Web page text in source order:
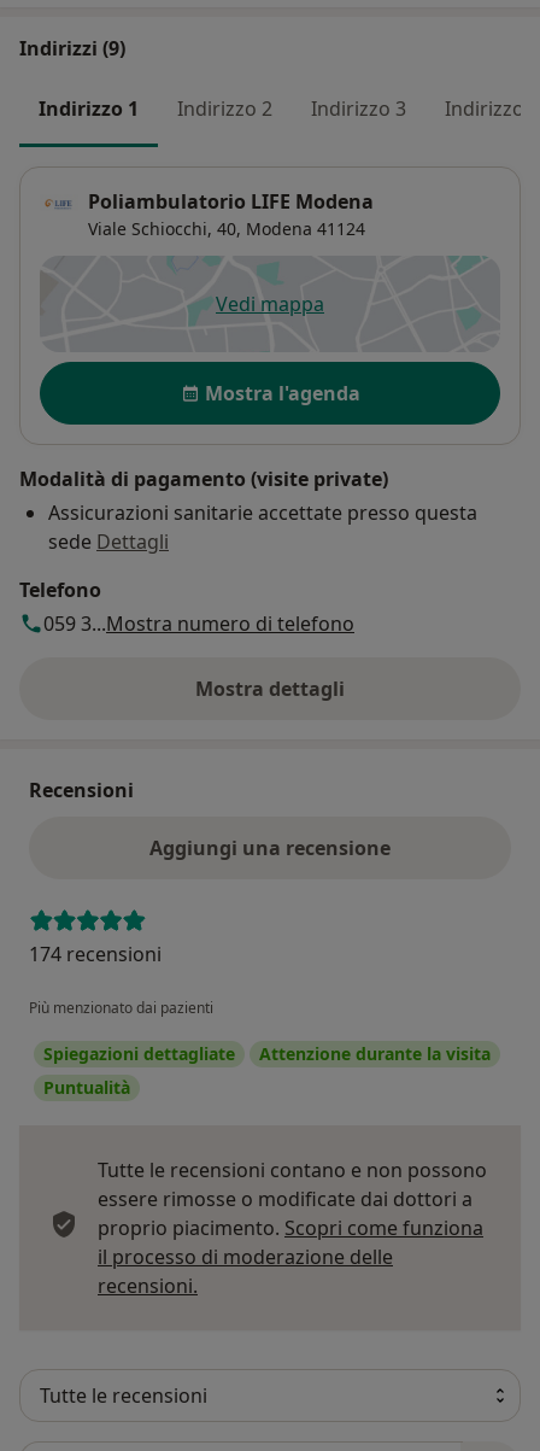
Indirizzi (9)
Indirizzo 1 Indirizzo 2 Indirizzo 3 Indirizzo 4
Poliambulatorio LIFE Modena
Viale Schiocchi, 40, Modena 41124
Vedi mappasi apre in una nuova scheda
Disponibilità
Mostra l'agenda
Modalità di pagamento (visite private)
Assicurazioni sanitarie accettate presso questa
sede Dettagli
Telefono
059 3...Mostra numero di telefono
Mostra dettagli
sull'indirizzo
Recensioni
Aggiungi una recensione
174 recensioni
Più menzionato dai pazienti
Spiegazioni dettagliate
Attenzione durante la visita
Puntualità
Tutte le recensioni contano e non possono
essere rimosse o modificate dai dottori a
proprio piacimento. Scopri come funziona
il processo di moderazione delle
recensioni.